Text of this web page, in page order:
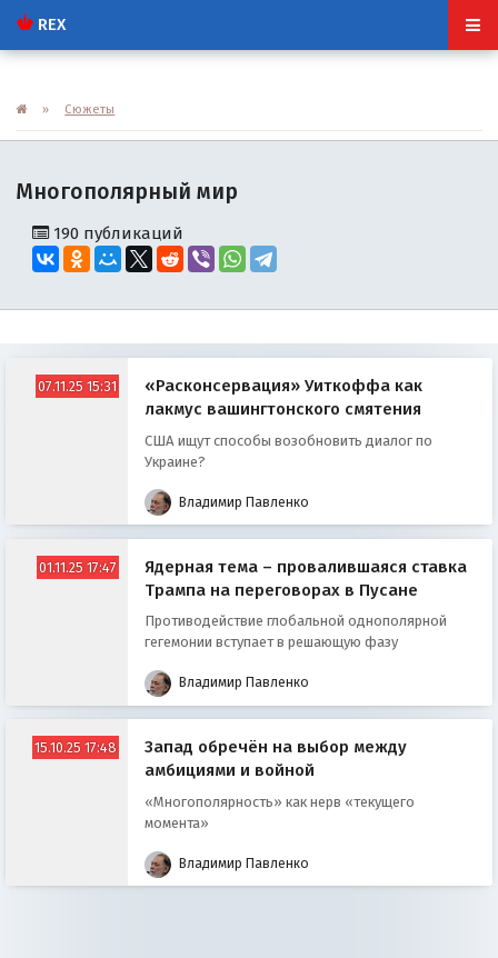
REX
» Сюжеты
Многополярный мир
190 публикаций
07.11.25 15:31
«Расконсервация» Уиткоффа как
лакмус вашингтонского смятения
США ищут способы возобновить диалог по
Украине?
Владимир Павленко
01.11.25 17:47
Ядерная тема – провалившаяся ставка
Трампа на переговорах в Пусане
Противодействие глобальной однополярной
гегемонии вступает в решающую фазу
Владимир Павленко
15.10.25 17:48
Запад обречён на выбор между
амбициями и войной
«Многополярность» как нерв «текущего
момента»
Владимир Павленко